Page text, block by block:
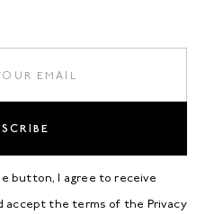
button, I agree to receive
accept the terms of the Privacy